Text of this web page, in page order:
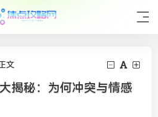
文
揭秘：为何冲突与情感